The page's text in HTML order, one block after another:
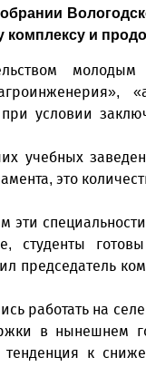
комплексу и
молодым
условии
учебных
это
студенты
председатель
работать на
в нынешнем
к